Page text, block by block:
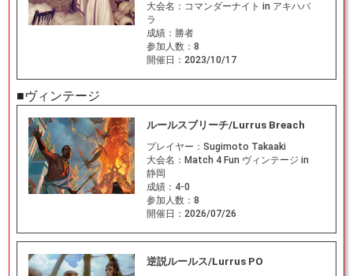
大会名： コマンダーナイト in アキハバ
ラ
成績： 勝者
参加人数： 8
開催日： 2023/10/17
■ヴィンテージ
ルールスブリーチ/Lurrus Breach
プレイヤー： Sugimoto Takaaki
大会名： Match 4 Fun ヴィンテージ in
静岡
成績： 4-0
参加人数： 8
開催日： 2026/07/26
逆説ルールス/Lurrus PO